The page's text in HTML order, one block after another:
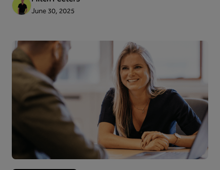
Quelle est la valeur ajoutée d'une facture d'acompte ? Et
June 30, 2025